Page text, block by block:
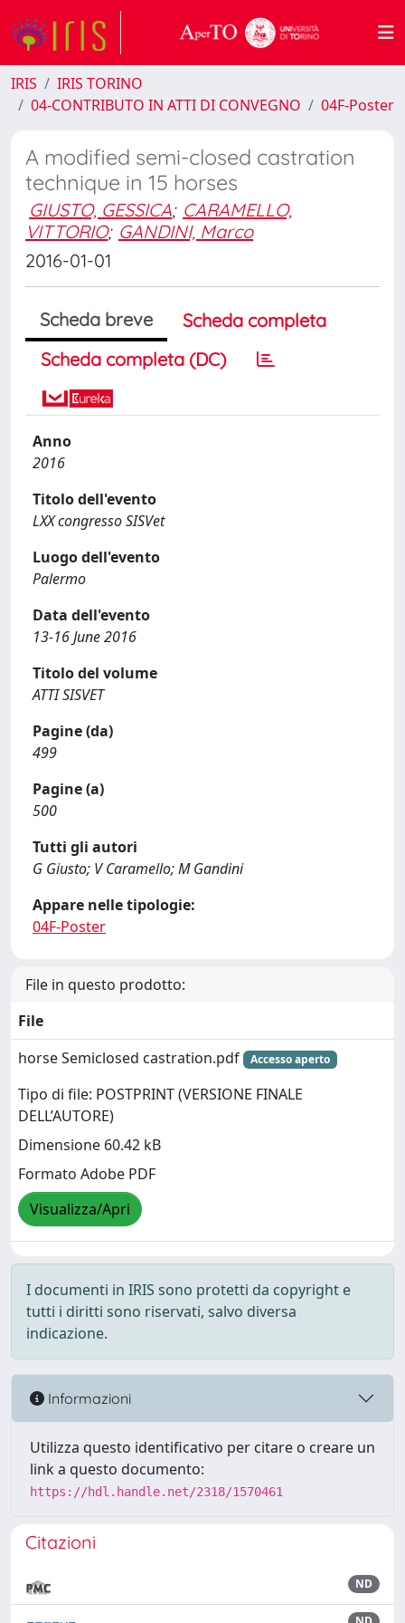
IRIS
IRIS TORINO
04-CONTRIBUTO IN ATTI DI CONVEGNO
04F-Poster
A modified semi-closed castration
technique in 15 horses
GIUSTO, GESSICA; CARAMELLO,
VITTORIO; GANDINI, Marco
2016-01-01
Scheda breve
Scheda completa
Scheda completa (DC)
Anno
2016
Titolo dell'evento
LXX congresso SISVet
Luogo dell'evento
Palermo
Data dell'evento
13-16 June 2016
Titolo del volume
ATTI SISVET
Pagine (da)
499
Pagine (a)
500
Tutti gli autori
G Giusto; V Caramello; M Gandini
Appare nelle tipologie:
04F-Poster
File in questo prodotto:
File
horse Semiclosed castration.pdf
Accesso aperto
Tipo di file: POSTPRINT (VERSIONE FINALE
DELL’AUTORE)
Dimensione 60.42 kB
Formato Adobe PDF
Visualizza/Apri
I documenti in IRIS sono protetti da copyright e
tutti i diritti sono riservati, salvo diversa
indicazione.
Informazioni
Utilizza questo identificativo per citare o creare un
link a questo documento:
https://hdl.handle.net/2318/1570461
Citazioni
ND